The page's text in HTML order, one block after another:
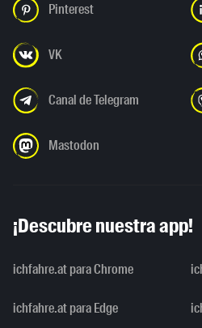
Pinterest
VK
Canal de Telegram
Mastodon
¡Descubre nuestra app!
ichfahre.at para Chrome
ichfahre.at para Edge